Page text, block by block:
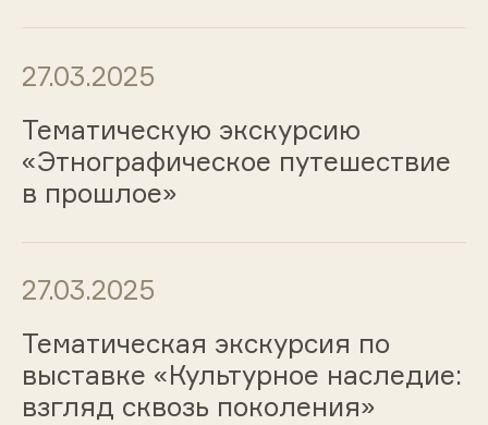
27.03.2025
Тематическую экскурсию
«Этнографическое путешествие
в прошлое»
27.03.2025
Тематическая экскурсия по
выставке «Культурное наследие:
взгляд сквозь поколения»